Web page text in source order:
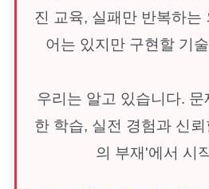
진 교육, 실패만 반복하는
어는 있지만 구현할 기
우리는 알고 있습니다.
한 학습, 실전 경험과 신
의 부재'에서 시